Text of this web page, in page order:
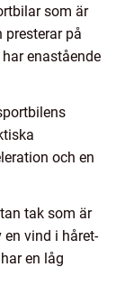
som är
presterar på
enastående
och en
tak som är
vind i håret-
en låg